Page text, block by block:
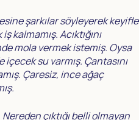
şarkılar söyleyerek keyifle
kalmamış. Acıktığını
mola vermek istemiş. Oysa
su varmış. Çantasını
Çaresiz, ince ağaç
çıktığı belli olmayan